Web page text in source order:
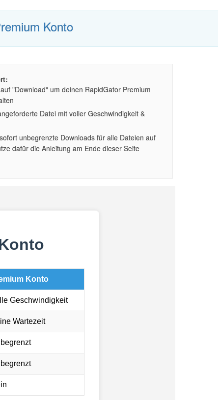
Konto
"Download" um deinen RapidGator Premium
Datei mit voller Geschwindigkeit &
unbegrenzte Downloads für alle Dateien auf
dafür die Anleitung am Ende dieser Seite